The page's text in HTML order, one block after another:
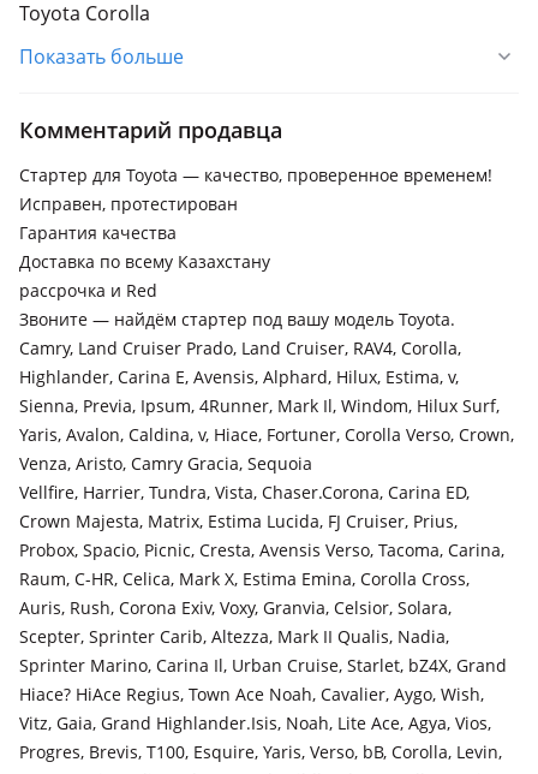
Toyota Corolla
Toyota Hiace
Toyota Land Cruiser
Toyota Land Cruiser Prado
Toyota RAV4
Toyota Vellfire
Показать больше
Комментарий продавца
Стартер для Toyota — качество, проверенное временем!
Исправен, протестирован
Гарантия качества
Доставка по всему Казахстану
рассрочка и Red
Звоните — найдём стартер под вашу модель Toyota.
Camry, Land Cruiser Prado, Land Cruiser, RAV4, Corolla,
Highlander, Carina E, Avensis, Alphard, Hilux, Estima, v,
Sienna, Previa, Ipsum, 4Runner, Mark Il, Windom, Hilux Surf,
Yaris, Avalon, Caldina, v, Hiace, Fortuner, Corolla Verso, Crown,
Venza, Aristo, Camry Gracia, Sequoia
Vellfire, Harrier, Tundra, Vista, Chaser.Corona, Carina ED,
Crown Majesta, Matrix, Estima Lucida, FJ Cruiser, Prius,
Probox, Spacio, Picnic, Cresta, Avensis Verso, Tacoma, Carina,
Raum, C-HR, Celica, Mark X, Estima Emina, Corolla Cross,
Auris, Rush, Corona Exiv, Voxy, Granvia, Celsior, Solara,
Scepter, Sprinter Carib, Altezza, Mark II Qualis, Nadia,
Sprinter Marino, Carina Il, Urban Cruise, Starlet, bZ4X, Grand
Hiace? HiAce Regius, Town Ace Noah, Cavalier, Aygo, Wish,
Vitz, Gaia, Grand Highlander.Isis, Noah, Lite Ace, Agya, Vios,
Progres, Brevis, T100, Esquire, Yaris, Verso, bB, Corolla, Levin,